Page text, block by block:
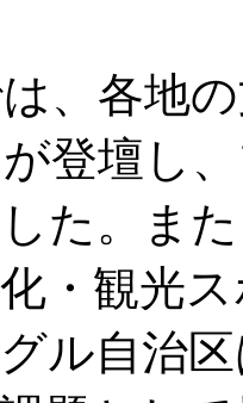
、各地
登壇し
た。ま
・観光
ル自治